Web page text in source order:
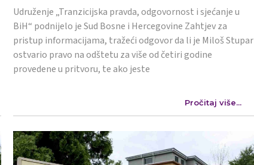
Udruženje „Tranzicijska pravda, odgovornost i sjećanje u
BiH“ podnijelo je Sud Bosne i Hercegovine Zahtjev za
pristup informacijama, tražeći odgovor da li je Miloš Stupar
ostvario pravo na odštetu za više od četiri godine
provedene u pritvoru, te ako jeste
Pročitaj više...